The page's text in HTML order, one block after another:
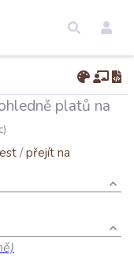
platů na
/přejít na